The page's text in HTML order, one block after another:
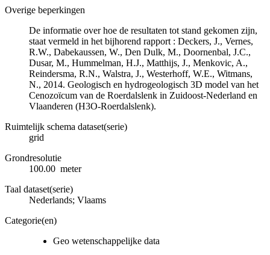
Overige beperkingen
De informatie over hoe de resultaten tot stand gekomen zijn,
staat vermeld in het bijhorend rapport : Deckers, J., Vernes,
R.W., Dabekaussen, W., Den Dulk, M., Doornenbal, J.C.,
Dusar, M., Hummelman, H.J., Matthijs, J., Menkovic, A.,
Reindersma, R.N., Walstra, J., Westerhoff, W.E., Witmans,
N., 2014. Geologisch en hydrogeologisch 3D model van het
Cenozoïcum van de Roerdalslenk in Zuidoost-Nederland en
Vlaanderen (H3O-Roerdalslenk).
Ruimtelijk schema dataset(serie)
grid
Grondresolutie
100.00 meter
Taal dataset(serie)
Nederlands; Vlaams
Categorie(en)
Geo wetenschappelijke data